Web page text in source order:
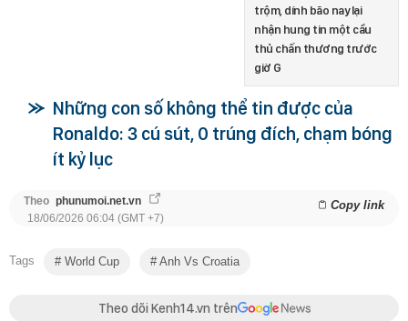
trộm, dính bão nay lại
nhận hung tin một cầu
thủ chấn thương trước
giờ G
Những con số không thể tin được của
Ronaldo: 3 cú sút, 0 trúng đích, chạm bóng
ít kỷ lục
Theo phunumoi.net.vn Copy link
18/06/2026 06:04 (GMT +7)
Tags World Cup Anh Vs Croatia
Theo dõi Kenh14.vn trên